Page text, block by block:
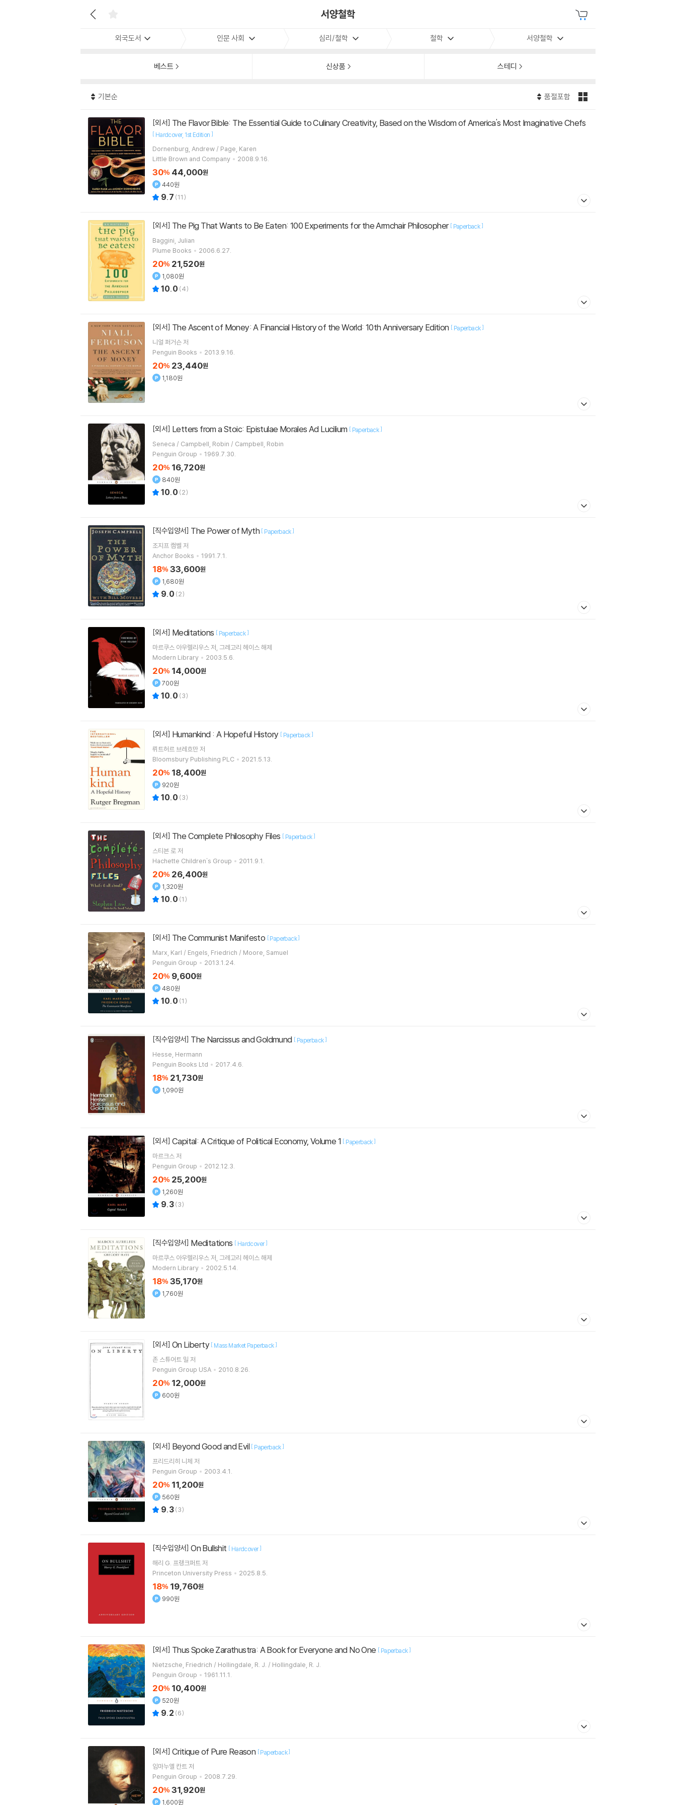
서양철학
외국도서 인문 사회 심리/철학 철학 서양철학
베스트 신상품 스테디
기본순 품절포함
[외서] The Flavor Bible: The Essential Guide to Culinary Creativity, Based on the Wisdom of America's Most Imaginative Chefs
[ Hardcover 1st Edition ]
Dornenburg, Andrew / Page, Karen
Little Brown and Company
2008.9.16.
30% 44,000원
440원
9.7 (11)
[외서] The Pig That Wants to Be Eaten: 100 Experiments for the Armchair Philosopher [ Paperback]
Baggini, Julian
Plume Books
2006.6.27.
20% 21,520원
1,080원
10.0 (4)
[외서] The Ascent of Money: A Financial History of the World: 10th Anniversary Edition [ Paperback]
니얼 퍼거슨저
Penguin Books
2013.9.16.
20% 23,440원
1,180원
[외서] Letters from a Stoic: Epistulae Morales Ad Lucilium [ Paperback]
Seneca / Campbell, Robin / Campbell, Robin
Penguin Group
1969.7.30.
20% 16,720원
840원
10.0 (2)
[직수입양서] The Power of Myth [ Paperback]
조지프 캠벨 저
Anchor Books
1991.7.1.
18% 33,600원
1,680원
9.0 (2)
[외서] Meditations [ Paperback]
마르쿠스 아우렐리우스 저 그레고리 헤이스 해제
Modern Library
2003.5.6.
20% 14,000원
700원
10.0 (3)
[외서] Humankind : A Hopeful History [ Paperback]
뤼트허르 브레흐만저
Bloomsbury Publishing PLC
2021.5.13.
20% 18,400원
920원
10.0 (3)
[외서] The Complete Philosophy Files [ Paperback]
스티븐 로 저
Hachette Children's Group
2011.9.1.
20% 26,400원
1,320원
10.0 (1)
[외서] The Communist Manifesto [Paperback]
Marx, Karl / Engels, Friedrich / Moore, Samuel
Penguin Group
2013.1.24.
20% 9,600원
480원
10.0 (1)
[직수입양서] The Narcissus and Goldmund [ Paperback]
Hesse, Hermann
Penguin Books Ltd
2017.4.6.
18% 21,730원
1,090원
[외서] Capital: A Critique of Political Economy, Volume 1 [ Paperback]
마르크스 저
Penguin Group
2012.12.3.
20% 25,200원
1,260원
9.3(3)
[직수입양서] Meditations [ Hardcover]
마르쿠스 아우렐리우스 저 그레고리 헤이스 해제
Modern Library
2002.5.14.
18% 35,170원
1,760원
[외서] On Liberty [ Mass Market Paperback]
존 스튜어트 밀 저
Penguin Group USA
2010.8.26.
20% 12,000원
600원
[외서] Beyond Good and Evil [ Paperback]
프리드리히 니체 저
Penguin Group
2003.4.1.
20% 11,200원
560원
9.3(3)
[직수입양서] On Bullshit [ Hardcover]
해리 G. 프랭크퍼트 저
Princeton University Press
2025.8.5.
18% 19,760원
990원
[외서] Thus Spoke Zarathustra: A Book for Everyone and No One [ Paperback]
Nietzsche, Friedrich / Hollingdale, R. J. / Hollingdale, R. J.
Penguin Group
1961.11.1.
20% 10,400원
520원
9.2 (6)
[외서] Critique of Pure Reason [Paperback]
임마누엘 칸트 저
Penguin Group
2008.7.29.
20% 31,920원
1,600원